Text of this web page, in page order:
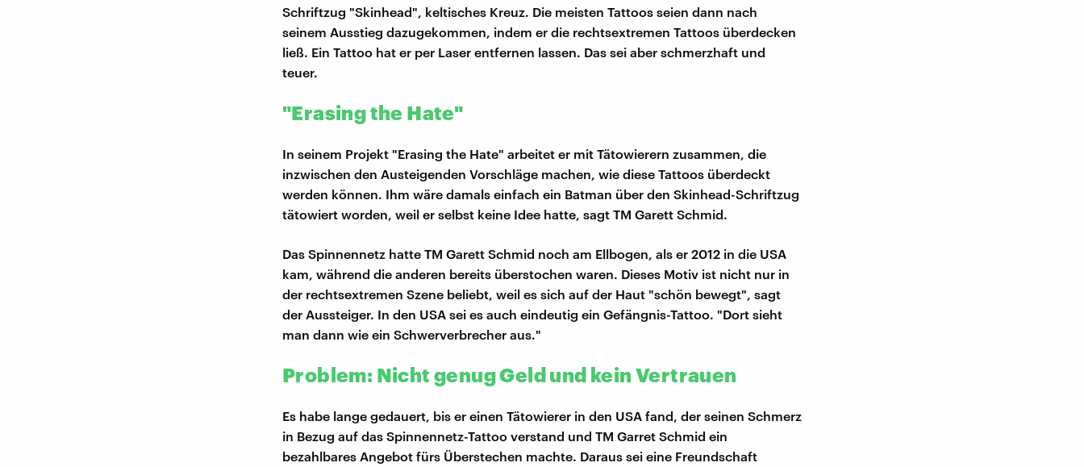
Schriftzug "Skinhead", keltisches Kreuz. Die meisten Tattoos seien dann nach
seinem Ausstieg dazugekommen, indem er die rechtsextremen Tattoos überdecken
ließ. Ein Tattoo hat er per Laser entfernen lassen. Das sei aber schmerzhaft und
teuer.
"Erasing the Hate"
In seinem Projekt "Erasing the Hate" arbeitet er mit Tätowierern zusammen, die
inzwischen den Austeigenden Vorschläge machen, wie diese Tattoos überdeckt
werden können. Ihm wäre damals einfach ein Batman über den Skinhead-Schriftzug
tätowiert worden, weil er selbst keine Idee hatte, sagt TM Garett Schmid.
Das Spinnennetz hatte TM Garett Schmid noch am Ellbogen, als er 2012 in die USA
kam, während die anderen bereits überstochen waren. Dieses Motiv ist nicht nur in
der rechtsextremen Szene beliebt, weil es sich auf der Haut "schön bewegt", sagt
der Aussteiger. In den USA sei es auch eindeutig ein Gefängnis-Tattoo. "Dort sieht
man dann wie ein Schwerverbrecher aus."
Problem: Nicht genug Geld und kein Vertrauen
Es habe lange gedauert, bis er einen Tätowierer in den USA fand, der seinen Schmerz
in Bezug auf das Spinnennetz-Tattoo verstand und TM Garret Schmid ein
bezahlbares Angebot fürs Überstechen machte. Daraus sei eine Freundschaft